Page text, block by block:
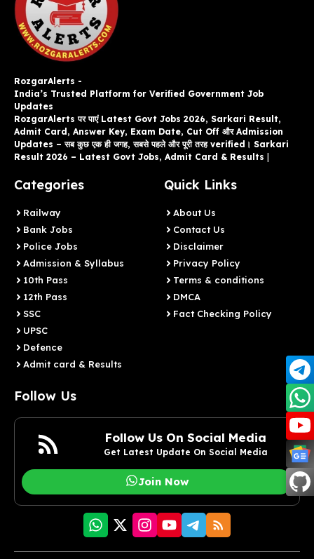
RozgarAlerts -
India’s Trusted Platform for Verified Government Job
Updates
RozgarAlerts पर पाएं Latest Govt Jobs 2026, Sarkari Result,
Admit Card, Answer Key, Exam Date, Cut Off और Admission
Updates – सब कुछ एक ही जगह, सबसे पहले और पूरी तरह verified। Sarkari
Result 2026 – Latest Govt Jobs, Admit Card & Results
Categories
Railway
Bank Jobs
Police Jobs
Admission & Syllabus
10th Pass
12th Pass
SSC
UPSC
Defence
Admit card & Results
Quick Links
About Us
Contact Us
Disclaimer
Privacy Policy
Terms & conditions
DMCA
Fact Checking Policy
Follow Us
Follow Us On Social Media
Get Latest Update On Social Media
Join Now